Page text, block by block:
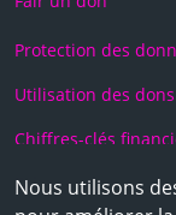
Protection des
Utilisation des dons
Chiffres-clés
Faire un don
Nous utilisons